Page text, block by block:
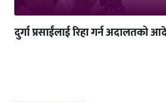
दुर्गा प्रसाईंलाई रिहा गर्न अदालतको